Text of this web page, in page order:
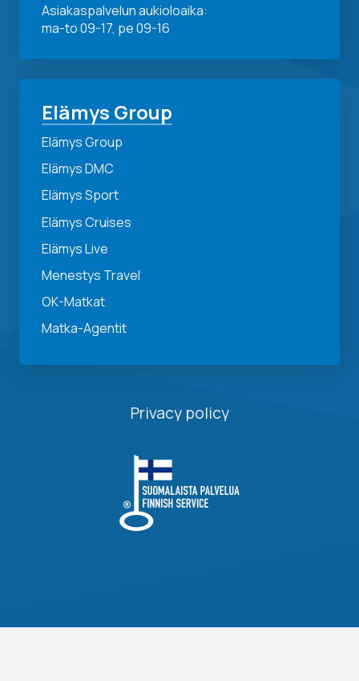
Asiakaspalvelun aukioloaika:
ma-to 09-17, pe 09-16
Elämys Group
Elämys Group
Elämys DMC
Elämys Sport
Elämys Cruises
Elämys Live
Menestys Travel
OK-Matkat
Matka-Agentit
Privacy policy